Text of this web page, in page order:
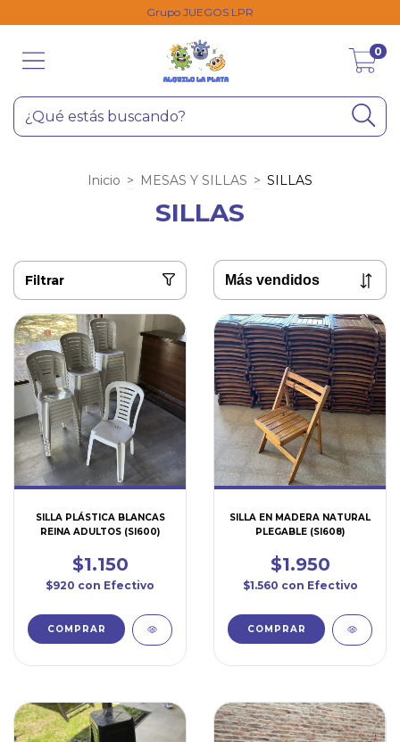
Grupo JUEGOS LPR
0
Inicio > MESAS Y SILLAS > SILLAS
SILLAS
Filtrar
SILLA PLÁSTICA BLANCAS
REINA ADULTOS (SI600)
$1.150
$920 con Efectivo
SILLA EN MADERA NATURAL
PLEGABLE (SI608)
$1.950
$1.560 con Efectivo